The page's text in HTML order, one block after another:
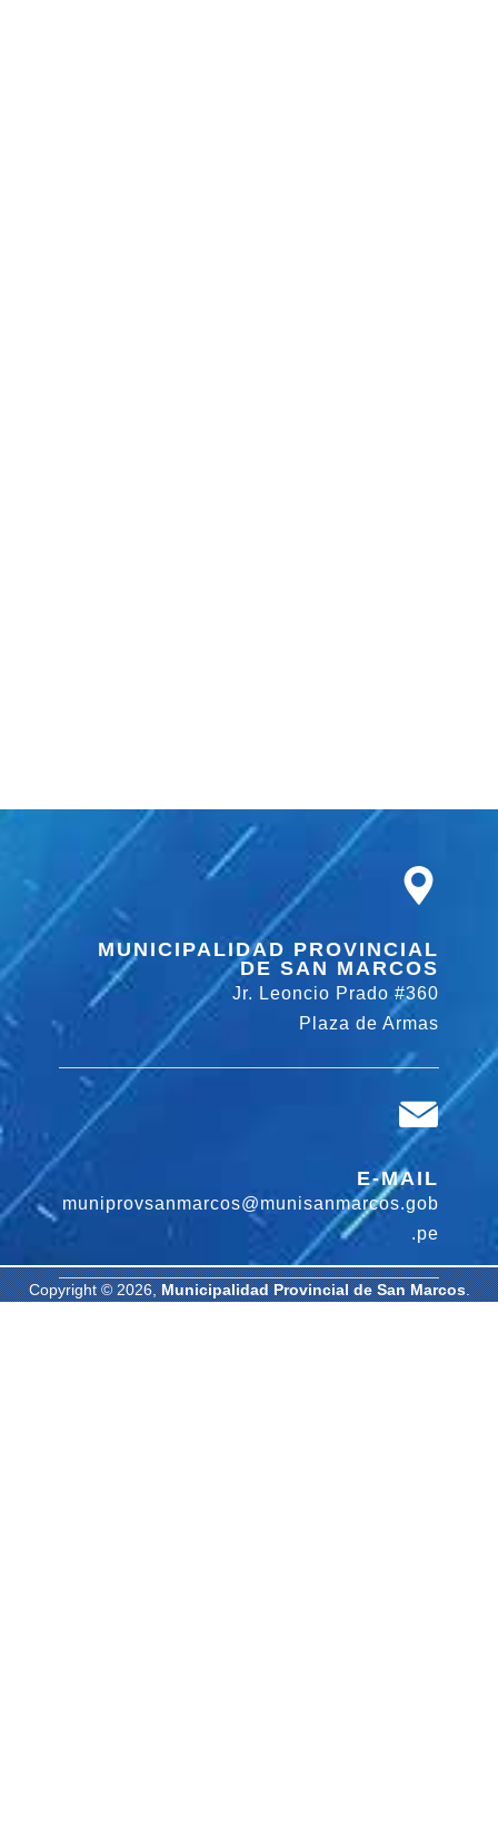
MUNICIPALIDAD PROVINCIAL
DE SAN MARCOS
Jr. Leoncio Prado #360
Plaza de Armas
E-MAIL
muniprovsanmarcos@munisanmarcos.gob
.pe
Copyright © 2026,Municipalidad Provincial de San Marcos.